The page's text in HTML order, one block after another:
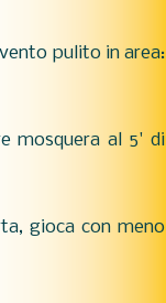
pulito in area:
mosquera al 5' di
gioca con meno